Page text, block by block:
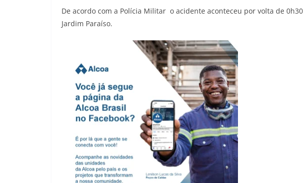
De acordo com a Polícia Militar o acidente aconteceu por volta de
Jardim Paraíso.